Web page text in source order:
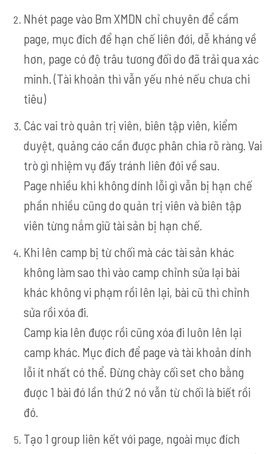
Nhét page vào Bm XMDN chỉ chuyên để cầm
page, mục đích để hạn chế liên đới, dễ kháng về
hơn, page có độ trâu tương đối do đã trải qua xác
minh. (Tài khoản thì vẫn yếu nhé nếu chưa chi
tiêu)
Các vai trò quản trị viên, biên tập viên, kiểm
duyệt, quảng cáo cần được phân chia rõ ràng. Vai
trò gì nhiệm vụ đấy tránh liên đới về sau.
Page nhiều khi không dính lỗi gì vẫn bị hạn chế
phần nhiều cũng do quản trị viên và biên tập
viên từng nắm giữ tài sản bị hạn chế.
Khi lên camp bị từ chối mà các tài sản khác
không làm sao thì vào camp chỉnh sửa lại bài
khác không vi phạm rồi lên lại, bài cũ thì chỉnh
sửa rồi xóa đi.
Camp kia lên được rồi cũng xóa đi luôn lên lại
camp khác. Mục đích để page và tài khoản dính
lỗi ít nhất có thể. Đừng chày cối set cho bằng
được 1 bài đó lần thứ 2 nó vẫn từ chối là biết rồi
đó.
Tạo 1 group liên kết với page, ngoài mục đích